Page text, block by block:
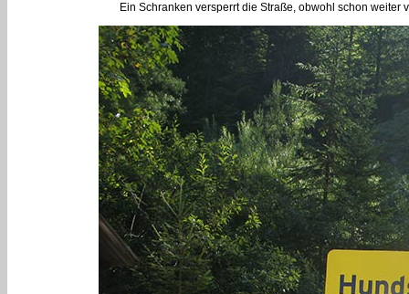
Ein Schranken versperrt die Straße, obwohl schon